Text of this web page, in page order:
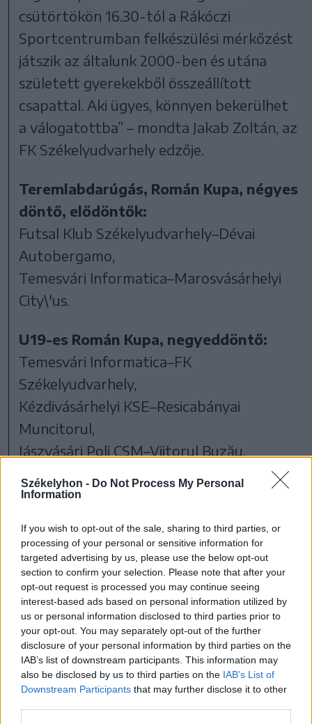
Székelyhon - Do Not Process My Personal
Information
If you wish to opt-out of the sale, sharing to third parties, or
processing of your personal or sensitive information for
targeted advertising by us, please use the below opt-out
section to confirm your selection. Please note that after your
opt-out request is processed you may continue seeing
interest-based ads based on personal information utilized by
us or personal information disclosed to third parties prior to
your opt-out. You may separately opt-out of the further
disclosure of your personal information by third parties on the
IAB’s list of downstream participants. This information may
also be disclosed by us to third parties on the IAB’s List of
Downstream Participants that may further disclose it to other
csütörtökön 16.30-tól a Rákóczi
Sportcentrumban felkészülési mérkőzést
játszik az általunk 2000-ben és utána
született gyerekekből összeállított
csapattal. Aki ügyes, könnyen bekerülhet
a válogatottba” – mondta Jakab Zoltán, az
FK Székelyudvarhely edzője.
Teremlabdarúgás, Román Kupa, négyes
döntő, elődöntők:
Futsal Klub Székelyudvarhely–Dévai
Autobergamo,
Temesvári Informatica–Marosvásárhelyi
City\'us.
U19-es Román Kupa, negyeddöntő:
Temesvári Informatica–FK
Székelyudvarhely,
Kézdivásárhelyi KSE–Resicabányai
Muncitorul,
Jászvásári Poli CSM–Viitorul Buzău,
Vaslui.
szóljon hozzá!